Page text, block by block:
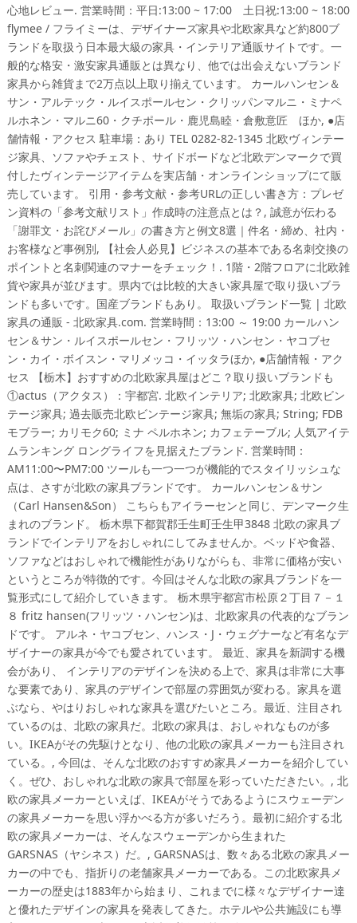
心地レビュー. 営業時間：平日:13:00 ~ 17:00 土日祝:13:00 ~ 18:00
flymee / フライミーは、デザイナーズ家具や北欧家具など約800ブ
ランドを取扱う日本最大級の家具・インテリア通販サイトです。一
般的な格安・激安家具通販とは異なり、他では出会えないブランド
家具から雑貨まで2万点以上取り揃えています。 カールハンセン＆
サン・アルテック・ルイスポールセン・クリッパンマルニ・ミナペ
ルホネン・マルニ60・クチポール・鹿児島睦・倉敷意匠 ほか, ●店
舗情報・アクセス 駐車場：あり TEL 0282-82-1345 北欧ヴィンテー
ジ家具、ソファやチェスト、サイドボードなど北欧デンマークで買
付したヴィンテージアイテムを実店舗・オンラインショップにて販
売しています。 引用・参考文献・参考URLの正しい書き方：プレゼ
ン資料の「参考文献リスト」作成時の注意点とは？, 誠意が伝わる
「謝罪文・お詫びメール」の書き方と例文8選｜件名・締め、社内・
お客様など事例別, 【社会人必見】ビジネスの基本である名刺交換の
ポイントと名刺関連のマナーをチェック！. 1階・2階フロアに北欧雑
貨や家具が並びます。県内では比較的大きい家具屋で取り扱いブラ
ンドも多いです。国産ブランドもあり。 取扱いブランド一覧 | 北欧
家具の通販 - 北欧家具.com. 営業時間：13:00 ～ 19:00 カールハン
セン＆サン・ルイスポールセン・フリッツ・ハンセン・ヤコブセ
ン・‎カイ・ボイスン・マリメッコ・イッタラほか, ●店舗情報・アク
セス 【栃木】おすすめの北欧家具屋はどこ？取り扱いブランドも
①actus（アクタス）：宇都宮. 北欧インテリア; 北欧家具; 北欧ビン
テージ家具; 過去販売北欧ビンテージ家具; 無垢の家具; String; FDB
モブラー; カリモク60; ミナ ペルホネン; カフェテーブル; 人気アイテ
ムランキング ロングライフを見据えたブランド. 営業時間：
AM11:00〜PM7:00 ツールも一つ一つが機能的でスタイリッシュな
点は、さすが北欧の家具ブランドです。 カールハンセン＆サン
（Carl Hansen&Son） こちらもアイラーセンと同じ、デンマーク生
まれのブランド。 栃木県下都賀郡壬生町壬生甲3848 北欧の家具ブ
ランドでインテリアをおしゃれにしてみませんか。ベッドや食器、
ソファなどはおしゃれで機能性がありながらも、非常に価格が安い
というところが特徴的です。今回はそんな北欧の家具ブランドを一
覧形式にして紹介していきます。 栃木県宇都宮市松原２丁目７－１
８ fritz hansen(フリッツ・ハンセン)は、北欧家具の代表的なブラン
ドです。 アルネ・ヤコブセン、ハンス・J・ウェグナーなど有名なデ
ザイナーの家具が今でも愛されています。 最近、家具を新調する機
会があり、 インテリアのデザインを決める上で、家具は非常に大事
な要素であり、家具のデザインで部屋の雰囲気が変わる。家具を選
ぶなら、やはりおしゃれな家具を選びたいところ。最近、注目され
ているのは、北欧の家具だ。北欧の家具は、おしゃれなものが多
い。IKEAがその先駆けとなり、他の北欧の家具メーカーも注目され
ている。, 今回は、そんな北欧のおすすめ家具メーカーを紹介してい
く。ぜひ、おしゃれな北欧の家具で部屋を彩っていただきたい。, 北
欧の家具メーカーといえば、IKEAがそうであるようにスウェーデン
の家具メーカーを思い浮かべる方が多いだろう。最初に紹介する北
欧の家具メーカーは、そんなスウェーデンから生まれた
GARSNAS（ヤシネス）だ。, GARSNASは、数々ある北欧の家具メー
カーの中でも、指折りの老舗家具メーカーである。この北欧家具メ
ーカーの歴史は1883年から始まり、これまでに様々なデザイナー達
と優れたデザインの家具を発表してきた。ホテルや公共施設にも導